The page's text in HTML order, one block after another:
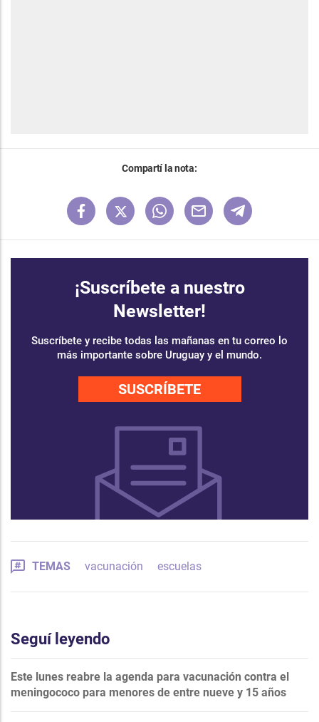
Compartí la nota:
¡Suscríbete a nuestro
Newsletter!
Suscríbete y recibe todas las mañanas en tu correo lo
más importante sobre Uruguay y el mundo.
SUSCRÍBETE
TEMAS vacunación escuelas
Seguí leyendo
Este lunes reabre la agenda para vacunación contra el
meningococo para menores de entre nueve y 15 años